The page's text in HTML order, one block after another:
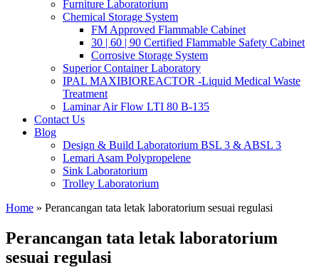
Furniture Laboratorium
Chemical Storage System
FM Approved Flammable Cabinet
30 | 60 | 90 Certified Flammable Safety Cabinet
Corrosive Storage System
Superior Container Laboratory
IPAL MAXIBIOREACTOR -Liquid Medical Waste
Treatment
Laminar Air Flow LTI 80 B-135
Contact Us
Blog
Design & Build Laboratorium BSL 3 & ABSL 3
Lemari Asam Polypropelene
Sink Laboratorium
Trolley Laboratorium
Home » Perancangan tata letak laboratorium sesuai regulasi
Perancangan tata letak laboratorium
sesuai regulasi